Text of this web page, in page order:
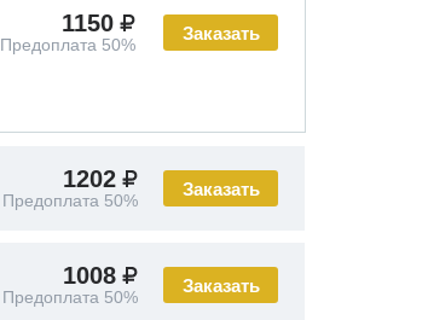
Заказать
1150
Предоплата 50%
Заказать
1202
Предоплата 50%
Заказать
1008
Предоплата 50%